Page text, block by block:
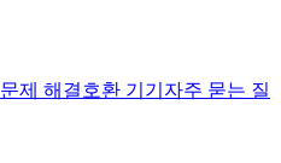
문제 해결호환 기기 자주 묻는 질